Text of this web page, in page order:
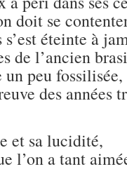
doit se
éteinte à
de l’ancien
un peu fossilisée,
des années
et sa lucidité,
l’on a tant